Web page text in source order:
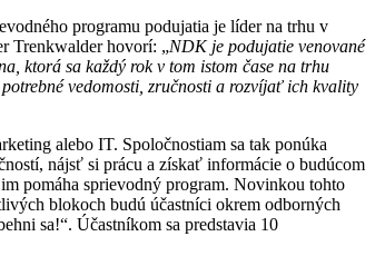
programu podujatia je líder na trhu v
Trenkwalder hovorí: „NDK je podujatie venované
ktorá sa každý rok v tom istom čase na trhu
vedomosti, zručnosti a rozvíjať ich kvality
alebo IT. Spoločnostiam sa tak ponúka
nájsť si prácu a získať informácie o budúcom
pomáha sprievodný program. Novinkou tohto
blokoch budú účastníci okrem odborných
sa!“. Účastníkom sa predstavia 10